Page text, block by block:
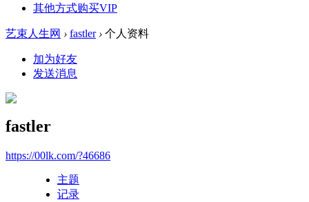
其他方式购买VIP
艺束人生网 › fastler › 个人资料
加为好友
发送消息
fastler
https://00lk.com/?46686
主题
记录